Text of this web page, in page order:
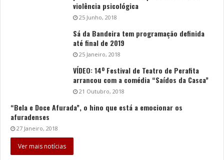
violência psicológica
25 Junho, 2018
Sá da Bandeira tem programação definida
até final de 2019
25 Janeiro, 2018
VÍDEO: 14º Festival de Teatro de Perafita
arrancou com a comédia “Saídos da Casca”
21 Outubro, 2018
“Bela e Doce Afurada”, o hino que está a emocionar os
afuradenses
27 Janeiro, 2018
Ver mais notícias